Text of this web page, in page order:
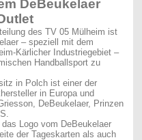
DeBeukelaer
des TV 05 Mülheim ist
– speziell mit dem
Kärlicher Industriegebiet –
Handballsport zu
in Polch ist einer der
in Europa und
DeBeukelaer, Prinzen
Logo vom DeBeukelaer
der Tageskarten als auch